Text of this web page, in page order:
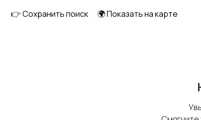
👉 Сохранить поиск 🌍 Показать на карте